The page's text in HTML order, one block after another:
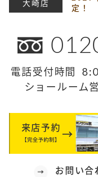
大崎店
定！
電話受付時間
ショールーム
来店予約
【完全予約制】
お問い合